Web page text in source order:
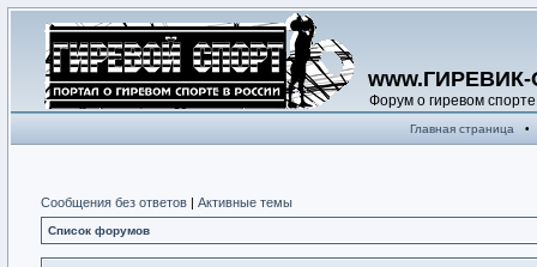
Форум о гиревом спорте
Главная страница •
Сообщения без ответов | Активные темы
Список форумов